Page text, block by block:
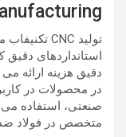
دقیق هزینه ارائه
در محصولات در
صنعتی، استفاده
متخصص در فولاد ضد